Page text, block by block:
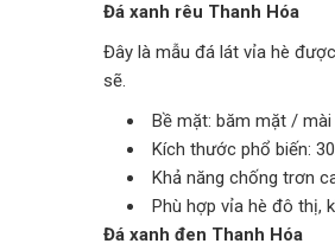
Đá xanh rêu Thanh Hóa
Đây là mẫu đá lát vỉa hè
sẽ.
Bề mặt: băm mặt / mài
Kích thước phổ biến:
Khả năng chống trơn
Phù hợp vỉa hè đô thị,
Đá xanh đen Thanh Hóa